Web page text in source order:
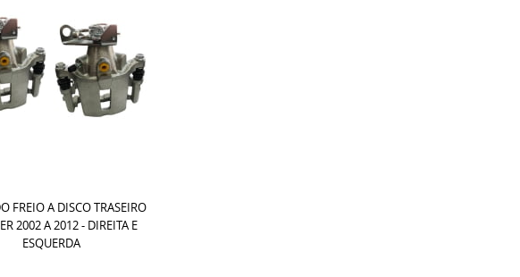
FREIO A DISCO TRASEIRO
2002 A 2012 - DIREITA E
ESQUERDA